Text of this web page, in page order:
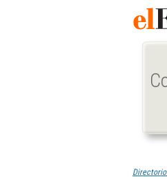
Directorio